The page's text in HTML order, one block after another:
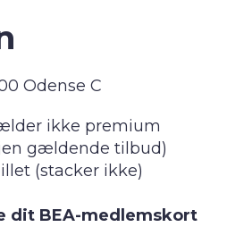
Odense C
ikke premium
gældende tilbud)
(stacker ikke)
dit BEA-medlemskort